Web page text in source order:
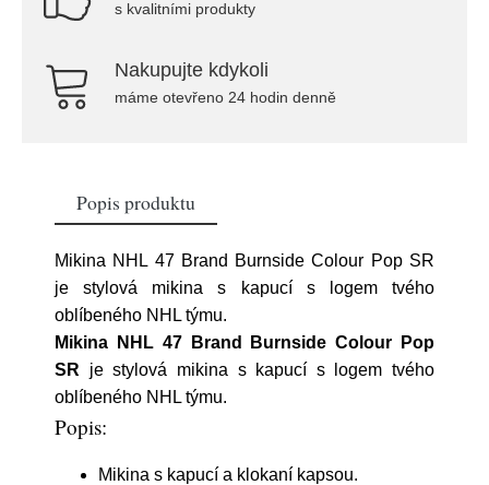
s kvalitními produkty
Nakupujte kdykoli
máme otevřeno 24 hodin denně
Popis produktu
Mikina NHL 47 Brand Burnside Colour Pop SR
je stylová mikina s kapucí s logem tvého
oblíbeného NHL týmu.
Mikina NHL 47 Brand Burnside Colour Pop
SR je stylová mikina s kapucí s logem tvého
oblíbeného NHL týmu.
Popis:
Mikina s kapucí a klokaní kapsou.